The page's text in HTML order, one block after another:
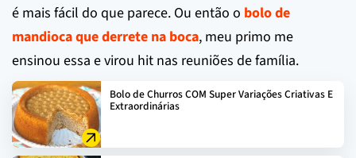
é mais fácil do que parece. Ou então o bolo de
mandioca que derrete na boca, meu primo me
ensinou essa e virou hit nas reuniões de família.
Bolo de Churros COM Super Variações Criativas E
Extraordinárias